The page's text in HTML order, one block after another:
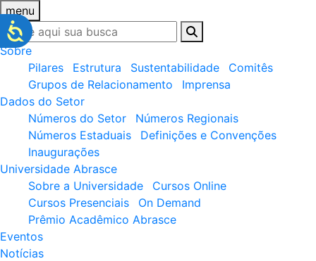
menu
Sobre
Pilares
Estrutura Sustentabilidade
Comitês
Grupos de Relacionamento
Imprensa
Dados do Setor
Números do Setor
Números Regionais
Números Estaduais
Definições e Convenções
Inaugurações
Universidade Abrasce
Sobre a Universidade
Cursos Online
Cursos Presenciais
On Demand
Prêmio Acadêmico Abrasce
Eventos
Notícias